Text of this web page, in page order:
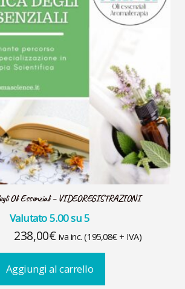
Oli Essenziali – VIDEOREGISTRAZIONI
Valutato5.00su 5
prezzo
originale
238,00€Il
prezzo
attuale
iva inc. (195,08€+ IVA)
Aggiungi al carrello